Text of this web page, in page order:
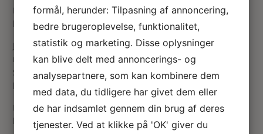
De udkårede dele er laserskåret, så de små fine dele passer
bare sammen.
Jeg har selv samlet dette bur, og det er ikke så svært at lave,
man skal bare følge billederne på den kinesiske instruktion.
Selvfølgelig kræver det lidt toldmodighed og en rimelig rolig
hånd, når alle de mange små tremmer skal limes på plads.
Mit fuglebur valgte jeg at male medBronze maling… det
blev virkelig flot.
formål, herunder: Tilpasning af annoncering,
bedre brugeroplevelse, funktionalitet,
statistik og marketing. Disse oplysninger
kan blive delt med annoncerings- og
analysepartnere, som kan kombinere dem
med data, du tidligere har givet dem eller
de har indsamlet gennem din brug af deres
tjenester. Ved at klikke på 'OK' giver du